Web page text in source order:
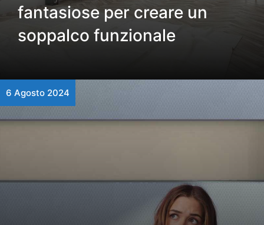
fantasiose per creare un
soppalco funzionale
6 Agosto 2024